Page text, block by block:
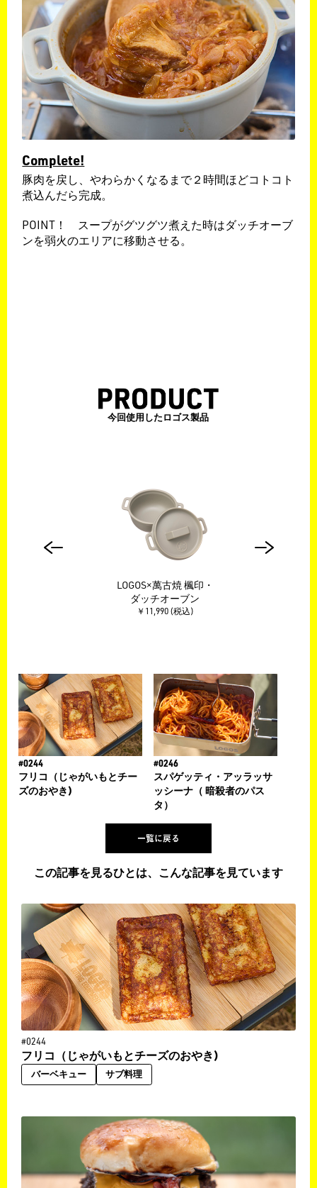
Complete!
豚肉を戻し、やわらかくなるまで２時間ほどコトコト
煮込んだら完成。
POINT！ スープがグツグツ煮えた時はダッチオーブ
ンを弱火のエリアに移動させる。
今回使用したロゴス製品
LOGOS×萬古焼 楓印・
ダッチオーブン
￥11,990 (税込)
#0244
フリコ（じゃがいもとチー
ズのおやき)
#0246
スパゲッティ・アッラッサ
ッシーナ（ 暗殺者のパス
タ）
一覧に戻る
この記事を見るひとは、こんな記事を見ています
#0244
フリコ（じゃがいもとチーズのおやき)
バーベキュー サブ料理